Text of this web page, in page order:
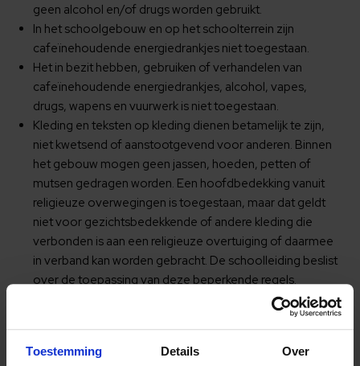
Toestemming Details Over
geen alcohol en/of drugs worden gebruikt.
In het schoolgebouw en op het schoolterrein zijn
cafeïnehoudende energiedrankjes niet toegestaan.
Het in bezit hebben, gebruiken of verhandelen van
cafeïnehoudende energiedrankjes, alcohol, vapes,
drugs, wapens en vuurwerk is niet toegestaan.
Kleding en teksten op kleding dienen betamelijk te zijn,
niet kwetsend of aanstootgevend voor anderen. Binnen
het gebouw mogen geen jassen, hoeden, petten of
mutsen gedragen worden. Een hoofdbedekking vanuit
religieuze overwegingen is toegestaan, maar dat geldt
niet voor gezichtsbedekkende of andere kleding die
verbonden is aan een religieuze overtuiging of daarmee
in verband kan worden gebracht. De schoolleiding beslist
over de toepassing van deze beperkende regels.
Behoudens deze beperkingen hebben leerlingen een
grote vrijheid om eruit te zien zoals ze dat willen.
drinken mag alleen in de aula.